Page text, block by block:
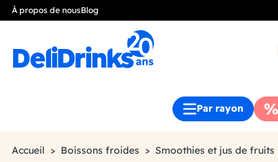
À propos de nousBlog
Par rayon
Accueil Boissons froides Smoothies et jus de fruits